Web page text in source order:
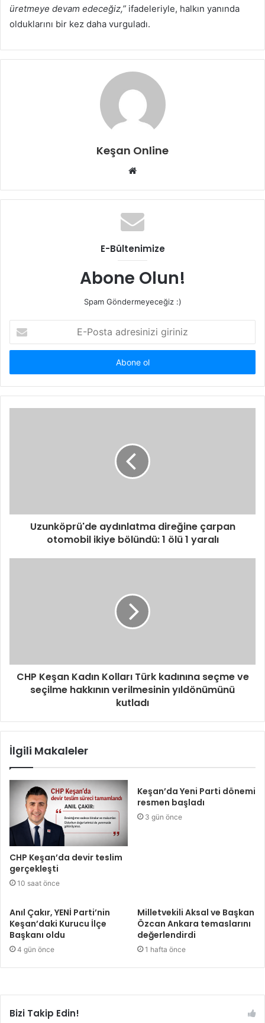
üretmeye devam edeceğiz,” ifadeleriyle, halkın yanında
olduklarını bir kez daha vurguladı.
Keşan Online
Web
E-Bültenimize
Abone Olun!
Spam Göndermeyeceğiz :)
Posta
adresinizi
Uzunköprü'de aydınlatma direğine çarpan
otomobil ikiye bölündü: 1 ölü 1 yaralı
CHP Keşan Kadın Kolları Türk kadınına seçme ve
seçilme hakkının verilmesinin yıldönümünü
kutladı
İlgili Makaleler
CHP Keşan’da devir teslim
gerçekleşti
10 saat önce
Keşan’da Yeni Parti dönemi
resmen başladı
3 gün önce
Anıl Çakır, YENİ Parti’nin
Keşan’daki Kurucu İlçe
Başkanı oldu
4 gün önce
Milletvekili Aksal ve Başkan
Özcan Ankara temaslarını
değerlendirdi
1 hafta önce
Bizi Takip Edin!